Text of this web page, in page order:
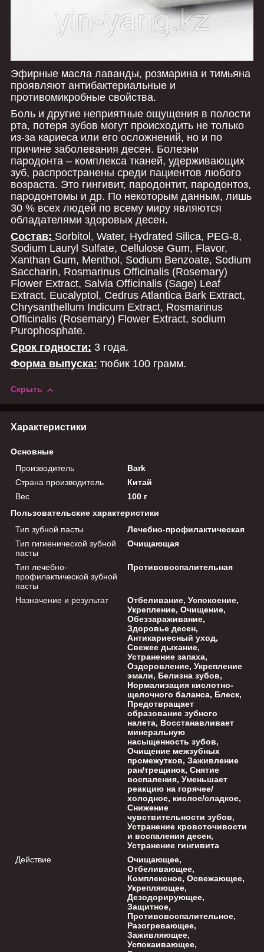
Эфир­ные мас­ла ла­ван­ды, роз­ма­ри­на и тимь­яна
проявляют антибактериальные и
противомикробные свойства.
Боль и другие неприятные ощущения в полости
рта, потеря зубов могут происходить не только
из-за кариеса или его осложнений, но и по
причине заболевания десен. Болезни
пародонта – комплекса тканей, удерживающих
зуб, распространены среди пациентов любого
возраста. Это гингивит, пародонтит, пародонтоз,
пародонтомы и др. По некоторым данным, лишь
30 % всех людей по всему миру являются
обладателями здоровых десен.
Состав: Sorbitol, Water, Hydrated Silica, PEG-8,
Sodium Lauryl Sulfate, Cellulose Gum, Flavor,
Xanthan Gum, Menthol, Sodium Benzoate, Sodium
Saccharin, Rosmarinus Officinalis (Rosemary)
Flower Extract, Salvia Officinalis (Sage) Leaf
Extract, Eucalyptol, Cedrus Atlantica Bark Extract,
Chrysanthellum Indicum Extract, Rosmarinus
Officinalis (Rosemary) Flower Extract, sodium
Purophosphate.
Срок годности: 3 года.
Форма выпуска: тюбик 100 грамм.
Скрыть
Характеристики
Основные
Производитель
Bark
Страна производитель
Китай
Вес
100 г
Пользовательские характеристики
Тип зубной пасты
Лечебно-профилактическая
Тип гигиенической зубной
пасты
Очищающая
Тип лечебно-
профилактической зубной
пасты
Противовоспалительная
Назначение и результат
Отбеливание, Успокоение,
Укрепление, Очищение,
Обеззараживание,
Здоровье десен,
Антикариесный уход,
Свежее дыхание,
Устранение запаха,
Оздоровление, Укрепление
эмали, Белизна зубов,
Нормализация кислотно-
щелочного баланса, Блеск,
Предотвращает
образование зубного
налета, Восстанавливает
минеральную
насыщенность зубов,
Очищение межзубных
промежутков, Заживление
ран/трещинок, Снятие
воспаления, Уменьшает
реакцию на горячее/
холодное, кислое/сладкое,
Снижение
чувствительности зубов,
Устранение кровоточивости
и воспаления десен,
Устранение гингивита
Действие
Очищающее,
Отбеливающее,
Комплексное, Освежающее,
Укрепляющее,
Дезодорирующее,
Защитное,
Противовоспалительное,
Разогревающее,
Заживляющее,
Успокаивающее,